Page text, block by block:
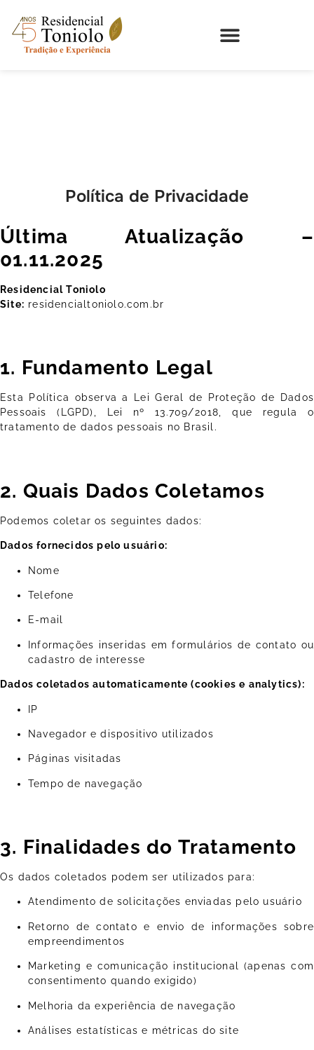
Política de Privacidade
Última Atualização –
01.11.2025
Residencial Toniolo
Site: residencialtoniolo.com.br
1. Fundamento Legal
Esta Política observa a Lei Geral de Proteção de Dados
Pessoais (LGPD), Lei nº 13.709/2018, que regula o
tratamento de dados pessoais no Brasil.
2. Quais Dados Coletamos
Podemos coletar os seguintes dados:
Dados fornecidos pelo usuário:
Nome
Telefone
E-mail
Informações inseridas em formulários de contato ou
cadastro de interesse
Dados coletados automaticamente (cookies e analytics):
IP
Navegador e dispositivo utilizados
Páginas visitadas
Tempo de navegação
3. Finalidades do Tratamento
Os dados coletados podem ser utilizados para:
Atendimento de solicitações enviadas pelo usuário
Retorno de contato e envio de informações sobre
empreendimentos
Marketing e comunicação institucional (apenas com
consentimento quando exigido)
Melhoria da experiência de navegação
Análises estatísticas e métricas do site